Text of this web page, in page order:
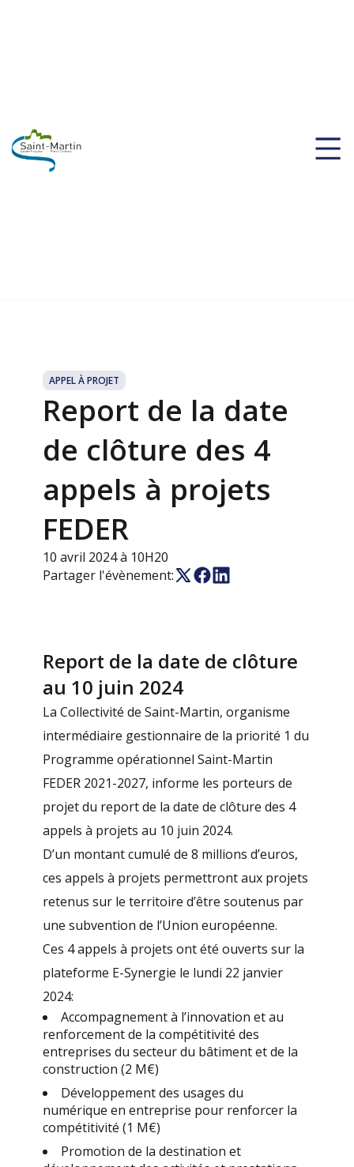
APPEL À PROJET
Report de la date
de clôture des 4
appels à projets
FEDER
10 avril 2024 à 10H20
Partager l'évènement:
Report de la date de clôture
au 10 juin 2024
La Collectivité de Saint-Martin, organisme
intermédiaire gestionnaire de la priorité 1 du
Programme opérationnel Saint-Martin
FEDER 2021-2027, informe les porteurs de
projet du report de la date de clôture des 4
appels à projets au 10 juin 2024.
D’un montant cumulé de 8 millions d’euros,
ces appels à projets permettront aux projets
retenus sur le territoire d’être soutenus par
une subvention de l’Union européenne.
Ces 4 appels à projets ont été ouverts sur la
plateforme E-Synergie le lundi 22 janvier
2024:
Accompagnement à l’innovation et au
renforcement de la compétitivité des
entreprises du secteur du bâtiment et de la
construction (2 M€)
Développement des usages du
numérique en entreprise pour renforcer la
compétitivité (1 M€)
Promotion de la destination et